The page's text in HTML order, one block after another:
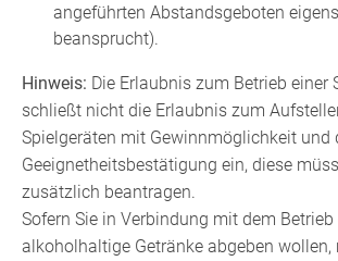
angeführten Abstandsgeboten
beansprucht).
Hinweis: Die Erlaubnis zum Betrieb einer
schließt nicht die Erlaubnis zum
Spielgeräten mit Gewinnmöglichkeit und
Geeignetheitsbestätigung ein, diese
zusätzlich beantragen.
Sofern Sie in Verbindung mit dem
alkoholhaltige Getränke abgeben wollen,